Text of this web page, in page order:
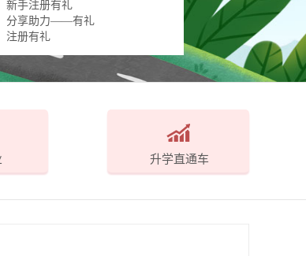
新手注册有礼
分享助力——有礼
注册有礼
升学直通车